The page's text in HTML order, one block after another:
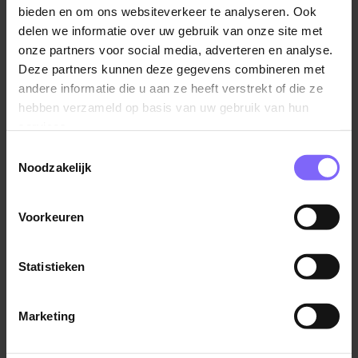
bieden en om ons websiteverkeer te analyseren. Ook
delen we informatie over uw gebruik van onze site met
onze partners voor social media, adverteren en analyse.
Deze partners kunnen deze gegevens combineren met
andere informatie die u aan ze heeft verstrekt of die ze
hebben verzameld op basis van uw gebruik van hun
Noodzakelijk
Voorkeuren
Statistieken
Marketing
Mogelijkheden tot doorgroeien richting inspectie,
werkvoorbereiding of teamleiding
Solliciteer of stel een vraag
Wil je eerst even bellen of WhatsAppen? Dat kan. Je
krijgt binnen 5 werkdagen reactie, en meestal voeren
we twee gesprekken. Geen ingewikkeld gedoe —
gewoon kijken of het klikt.
06 5123 2666
jorge.lama.perez@bilfinger.com
Onderhoudsmonteur
Bilfinger
Veghel
Service en onderhoudsmonteur